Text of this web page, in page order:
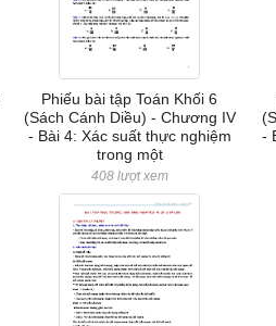
Phiếu bài tập Toán Khối 6
(Sách Cánh Diều) - Chương IV
- Bài 4: Xác suất thực nghiệm
trong một
408 lượt xem
-